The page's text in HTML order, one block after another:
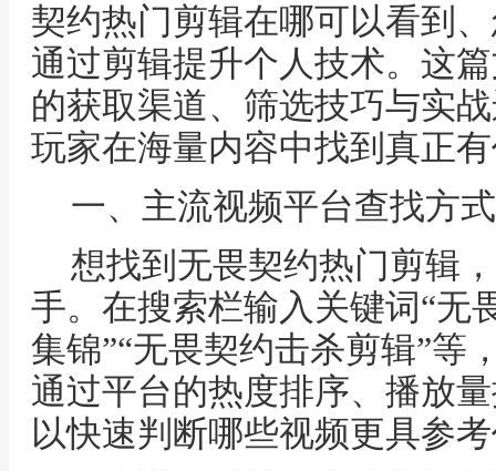
契约热门剪辑在哪可以看到
通过剪辑提升个人技术。这
的获取渠道、筛选技巧与实
玩家在海量内容中找到真正
一、主流视频平台查找方式
想找到无畏契约热门剪辑
手。在搜索栏输入关键词“无
集锦”“无畏契约击杀剪辑”等
通过平台的热度排序、播放
以快速判断哪些视频更具参